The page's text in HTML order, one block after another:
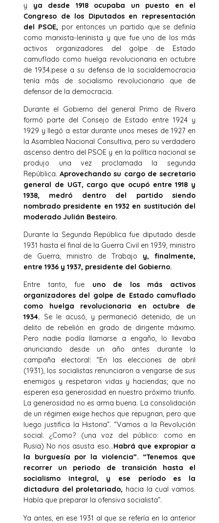
y ya desde 1918 ocupaba un puesto en el
Congreso de los Diputados en representación
del PSOE, por entonces un partido que se definía
como marxista-leninista y que fue uno de los más
activos organizadores del golpe de Estado
camuflado como huelga revolucionaria en octubre
de 1934.pese a su defensa de la socialdemocracia
tenía más de socialismo revolucionario que de
defensor de la democracia.
Durante el Gobierno del general Primo de Rivera
formó parte del Consejo de Estado entre 1924 y
1929 y llegó a estar durante unos meses de 1927 en
la Asamblea Nacional Consultiva, pero su verdadero
ascenso dentro del PSOE y en la política nacional se
produjo una vez proclamada la segunda
República.Aprovechando su cargo de secretario
general de UGT, cargo que ocupó entre 1918 y
1938, medró dentro del partido siendo
nombrado presidente en 1932 en sustitución del
moderado Julián Besteiro.
Durante la Segunda República fue diputado desde
1931 hasta el final de la Guerra Civil en 1939, ministro
de Guerra, ministro de Trabajo y, finalmente,
entre 1936 y 1937, presidente del Gobierno.
Entre tanto, fue uno de los más activos
organizadores del golpe de Estado camuflado
como huelga revolucionaria en octubre de
1934. Se le acusó, y permaneció detenido, de un
delito de rebelión en grado de dirigente máximo.
Pero nadie podía llamarse a engaño, lo llevaba
anunciando desde un año antes durante la
campaña electoral: “En las elecciones de abril
(1931), los socialistas renunciaron a vengarse de sus
enemigos y respetaron vidas y haciendas; que no
esperen esa generosidad en nuestro próximo triunfo.
La generosidad no es arma buena. La consolidación
de un régimen exige hechos que repugnan, pero que
luego justifica la Historia”. “Vamos a la Revolución
social. ¿Como? (una voz del público: como en
Rusia) No nos asusta eso…Habrá que expropiar a
la burguesía por la violencia”. “Tenemos que
recorrer un periodo de transición hasta el
socialismo integral, y ese período es la
dictadura del proletariado, hacia la cual vamos.
Había que preparar la ofensiva socialista”.
Ya antes, en ese 1931 al que se refería en la anterior